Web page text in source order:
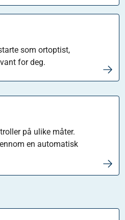
som ortoptist,
for deg.
på ulike måter.
en automatisk